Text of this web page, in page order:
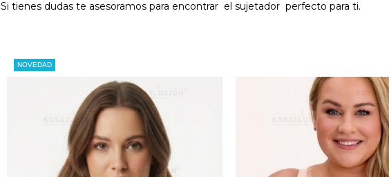
Si tienes dudas te asesoramos para encontrar el sujetador perfecto para ti.
NOVEDAD